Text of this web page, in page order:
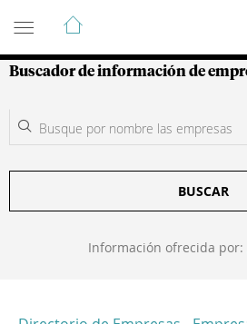
Guía de Empresas
Buscador de información de
BUSCAR
Información ofrecida por: